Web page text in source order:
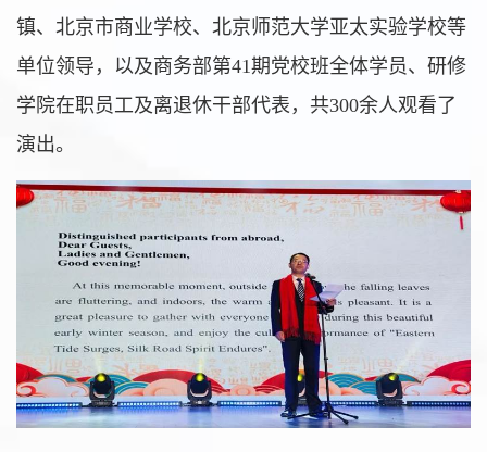
镇、北京市商业学校、北京师范大学亚太实验学校等
单位领导，以及商务部第41期党校班全体学员、研修
学院在职员工及离退休干部代表，共300余人观看了
演出。